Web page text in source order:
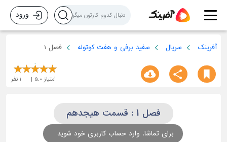
ورود
آفرینک سریال سفید برفی و هفت کوتوله فصل 1
امتیاز 5.0
1 نفر
فصل 1 : قسمت هیجدهم
برای تماشا، وارد حساب کاربری خود شوید